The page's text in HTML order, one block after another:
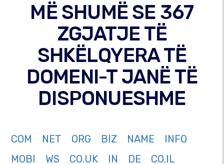
MË SHUMË SE 367
ZGJATJE TË
SHKËLQYERA TË
DOMENI-T JANË TË
DISPONUESHME
COM NET ORG BIZ NAME
INFO
MOBI
WS CO.UK IN DE
CO.IL